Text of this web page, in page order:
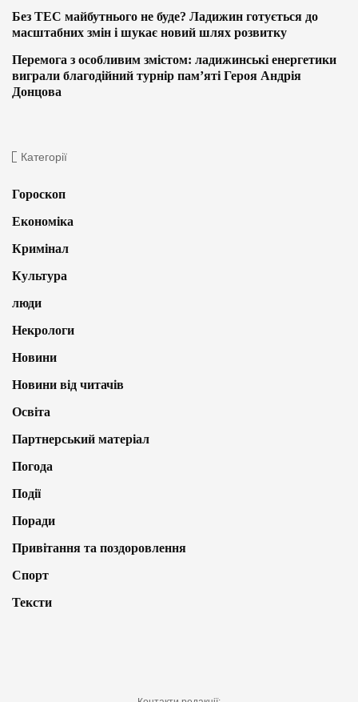
Без ТЕС майбутнього не буде? Ладижин готується до
масштабних змін і шукає новий шлях розвитку
Перемога з особливим змістом: ладижинські енергетики
виграли благодійний турнір пам’яті Героя Андрія
Донцова
Категорії
Гороскоп
Економіка
Кримінал
Культура
люди
Некрологи
Новини
Новини від читачів
Освіта
Партнерський матеріал
Погода
Події
Поради
Привітання та поздоровлення
Спорт
Тексти